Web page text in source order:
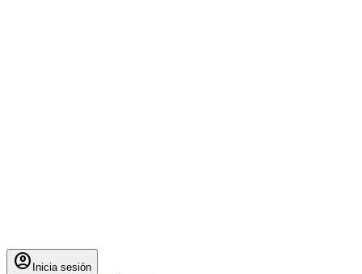
account_circle Inicia sesión